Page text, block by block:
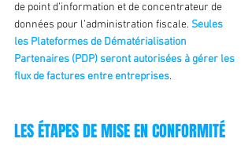
de point d’information et de concentrateur de
données pour l’administration fiscale. Seules
les Plateformes de Dématérialisation
Partenaires (PDP) seront autorisées à gérer les
flux de factures entre entreprises.
LES ÉTAPES DE MISE EN CONFORMITÉ